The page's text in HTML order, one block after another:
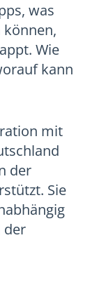
was
können,
Wie
kann
mit
der
Sie
der